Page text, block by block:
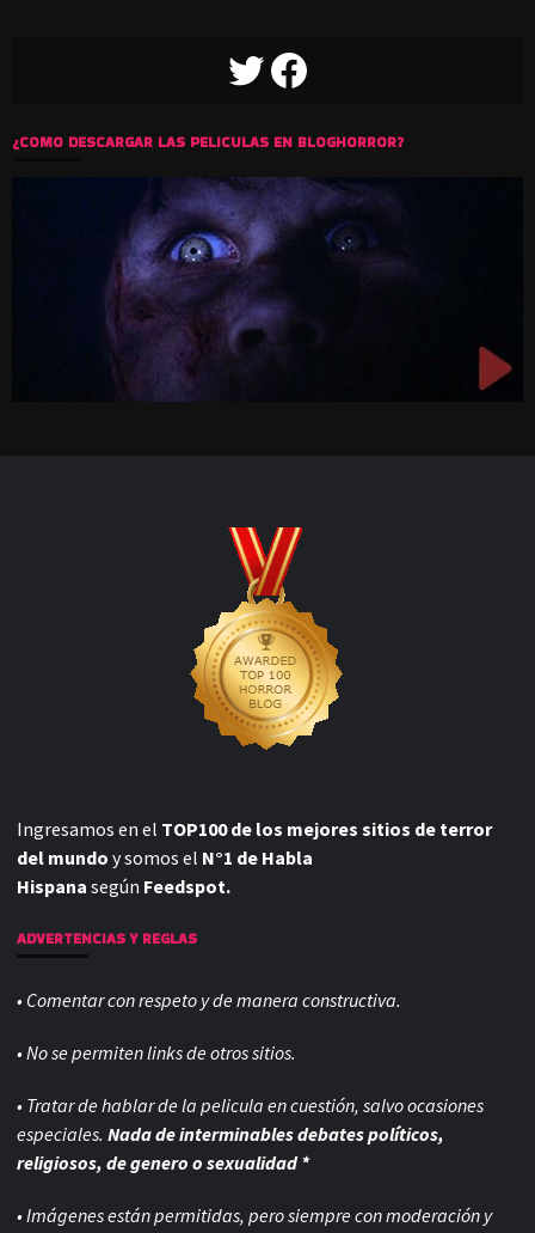
TWITTERFACEBOOK
¿COMO DESCARGAR LAS PELICULAS EN BLOGHORROR?
Ingresamos en el TOP100 de los mejores sitios de terror
del mundo y somos el N°1 de Habla
Hispana según Feedspot.
ADVERTENCIAS Y REGLAS
• Comentar con respeto y de manera constructiva.
• No se permiten links de otros sitios.
• Tratar de hablar de la pelicula en cuestión, salvo ocasiones
especiales. Nada de interminables debates políticos,
religiosos, de genero o sexualidad *
• Imágenes están permitidas, pero siempre conmoderación y